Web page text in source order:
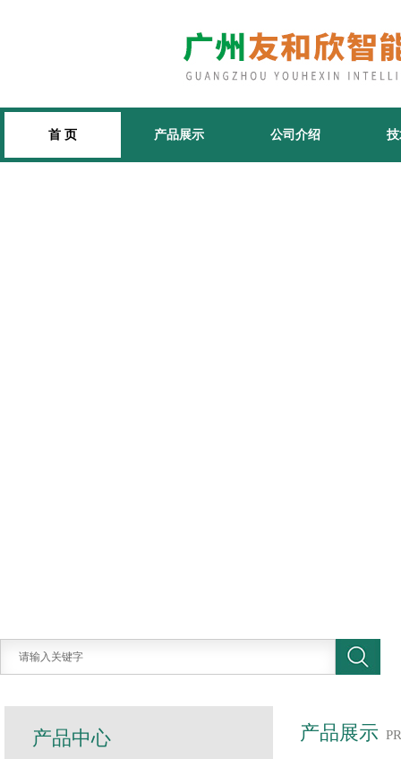
首 页 产品展示 公司介绍
产品展示
产品中心